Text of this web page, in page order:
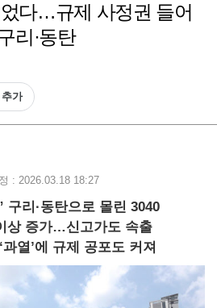
다…규제 사정권 들어
리·동탄
가
: 2026.03.18 18:27
구리·동탄으로 몰린 3040
상 증가…신고가도 속출
열’에 규제 공포도 커져